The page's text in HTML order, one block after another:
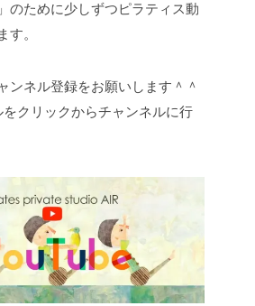
のために少しずつピラティス動
す。
ンネル登録をお願いします＾＾
をクリックからチャンネルに行